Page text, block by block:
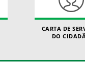
CARTA DE
DO